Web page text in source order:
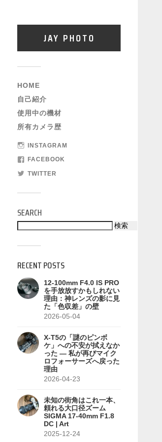
JAY PHOTO
HOME
自己紹介
使用中の機材
所有カメラ歴
INSTAGRAM
FACEBOOK
TWITTER
SEARCH
検索
RECENT POSTS
12-100mm F4.0 IS PRO
を手放放すかもしれない
理由：神レンズの影に見
た「色収差」の壁
2026-05-04
X-T5の「謎のピンボ
ケ」への不安が拭えなか
った — 私が再びマイク
ロフォーサーズへ戻った
理由
2026-04-23
未知の街角はこれ一本、
頼れる大口径ズーム
SIGMA 17-40mm F1.8
DC | Art
2025-12-24